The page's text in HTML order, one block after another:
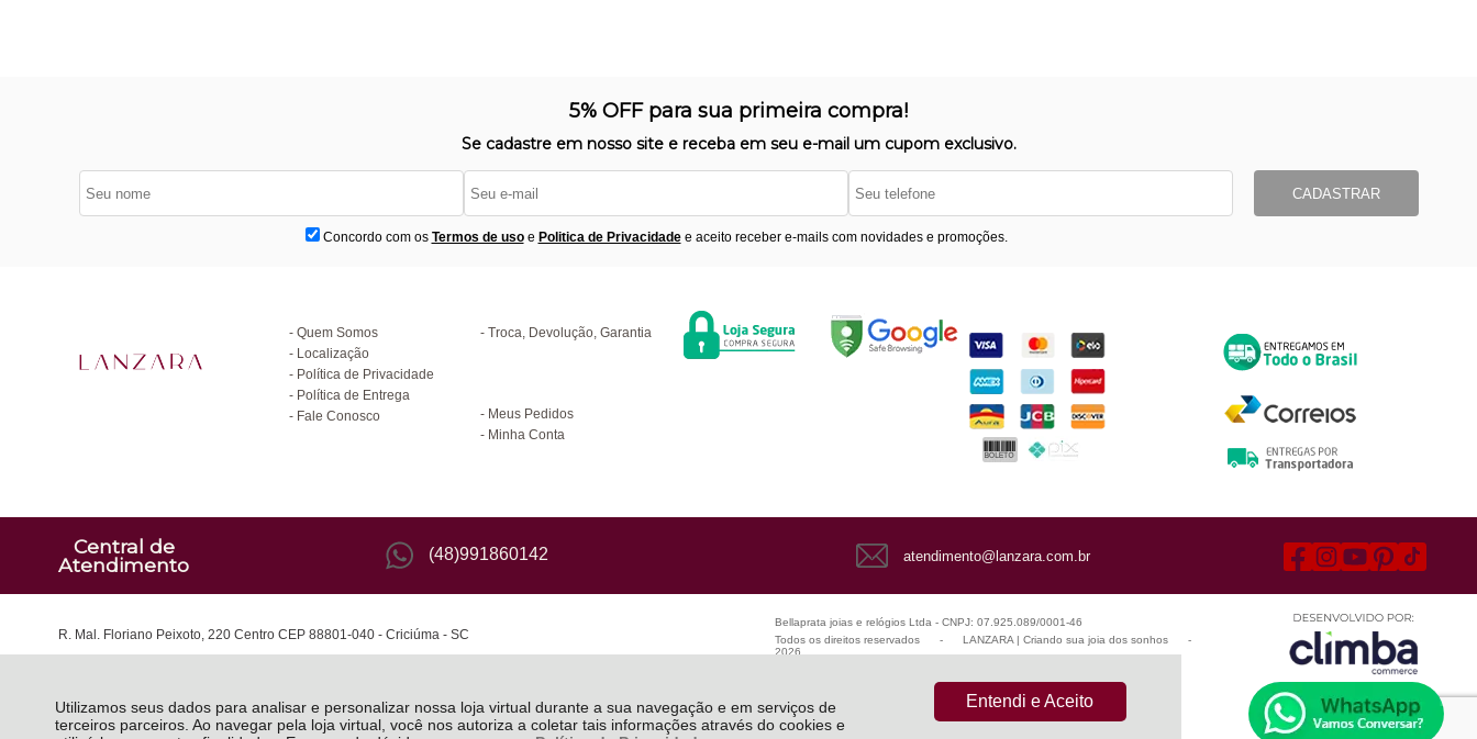
Utilizamos seus dados para analisar e personalizar nossa loja virtual durante a sua navegação e em serviços de
terceiros parceiros. Ao navegar pela loja virtual, você nos autoriza a coletar tais informações através do cookies e
Entendi e Aceito
5% OFF para sua primeira compra!
Se cadastre em nosso site e receba em seu e-mail um cupom exclusivo.
Concordo com os Termos de usoe Politica de Privacidadee aceito receber e-mails com novidades e promoções.
CADASTRAR
Quem Somos
Localização
Política de Privacidade
Política de Entrega
Fale Conosco
Troca, Devolução, Garantia
Meus Pedidos
Minha Conta
Central de
Atendimento
(48)991860142 atendimento@lanzara.com.br
R. Mal. Floriano Peixoto, 220 Centro CEP 88801-040 - Criciúma - SC
Bellaprata joias e relógios Ltda - CNPJ: 07.925.089/0001-46
Todos os direitos reservados
- LANZARA | Criando sua joia dos sonhos
-
2026